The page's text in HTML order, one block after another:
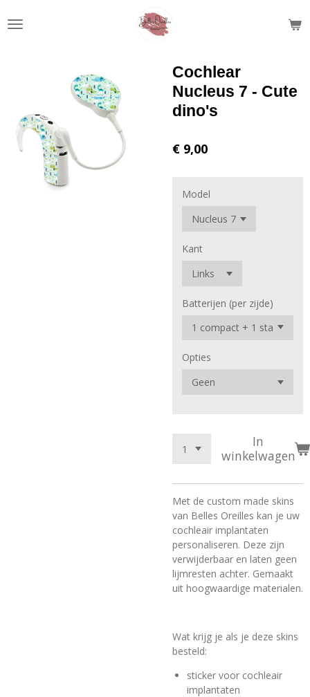
direct
Cochlear
Nucleus 7 - Cute
dino's
€ 9,00
Model
Kant
Batterijen (per zijde)
Opties
In
winkelwagen
Met de custom made skins
van Belles Oreilles kan je uw
cochleair implantaten
personaliseren. Deze zijn
verwijderbaar en laten geen
lijmresten achter. Gemaakt
uit hoogwaardige materialen.
Wat krijg je als je deze skins
besteld:
sticker voor cochleair
implantaten